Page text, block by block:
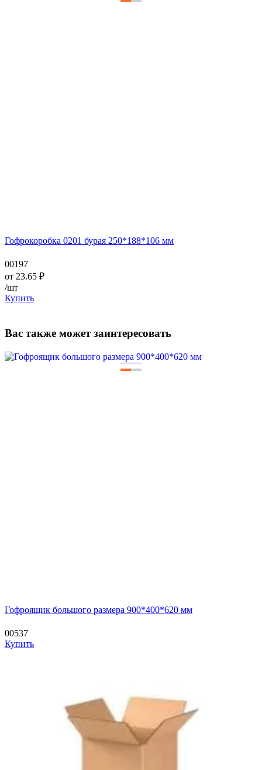
Гофрокоробка 0201 бурая 250*188*106 мм
00197
от 23.65 ₽
/шт
Купить
Вас также может заинтересовать
——
Гофроящик большого размера 900*400*620 мм
00537
Купить